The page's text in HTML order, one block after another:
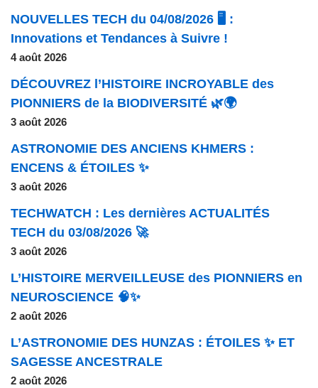
NOUVELLES TECH du 04/08/2026 🖥️ :
Innovations et Tendances à Suivre !
4 août 2026
DÉCOUVREZ l’HISTOIRE INCROYABLE des
PIONNIERS de la BIODIVERSITÉ 🌿🌍
3 août 2026
ASTRONOMIE DES ANCIENS KHMERS :
ENCENS & ÉTOILES ✨
3 août 2026
TECHWATCH : Les dernières ACTUALITÉS
TECH du 03/08/2026 🚀
3 août 2026
L’HISTOIRE MERVEILLEUSE des PIONNIERS en
NEUROSCIENCE 🧠✨
2 août 2026
L’ASTRONOMIE DES HUNZAS : ÉTOILES ✨ ET
SAGESSE ANCESTRALE
2 août 2026